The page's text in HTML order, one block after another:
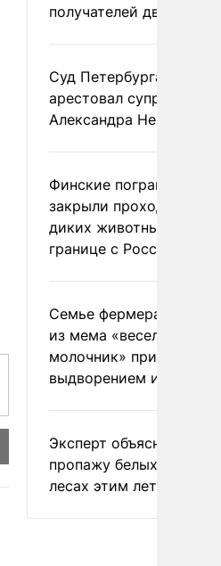
получателей двух
Суд Петербурга заочно
арестовал супругу
Александра Невзорова
Финские пограничники
закрыли проходы для
диких животных на
границе с Россией
Семье фермера
из мема «веселый
молочник» пригрозили
выдворением из
Эксперт объяснил
пропажу белых грибов
лесах этим летом